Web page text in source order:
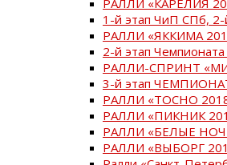
1-й этап ЧиП СПб,
РАЛЛИ «ЯККИМА
2-й этап
РАЛЛИ-СПРИНТ
3-й этап
РАЛЛИ «ТОСНО
РАЛЛИ «ПИКНИК
РАЛЛИ «БЕЛЫЕ
РАЛЛИ «ВЫБОРГ